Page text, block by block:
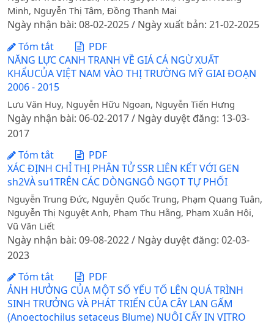
Minh, Nguyễn Thị Tâm, Đồng Thanh Mai
Ngày nhận bài: 08-02-2025 / Ngày xuất bản: 21-02-2025
Tóm tắt
PDF
NĂNG LỰC CANH TRANH VỀ GIÁ CÁ NGỪ XUẤT
KHẨUCỦA VIỆT NAM VÀO THỊ TRƯỜNG MỸ GIAI ĐOẠN
2006 - 2015
Lưu Văn Huy, Nguyễn Hữu Ngoan, Nguyễn Tiến Hưng
Ngày nhận bài: 06-02-2017 / Ngày duyệt đăng: 13-03-
2017
Tóm tắt
PDF
XÁC ĐỊNH CHỈ THỊ PHÂN TỬ SSR LIÊN KẾT VỚI GEN
sh2VÀ su1TRÊN CÁC DÒNGNGÔ NGỌT TỰ PHỐI
Nguyễn Trung Đức, Nguyễn Quốc Trung, Phạm Quang Tuân,
Nguyễn Thị Nguyệt Anh, Phạm Thu Hằng, Phạm Xuân Hội,
Vũ Văn Liết
Ngày nhận bài: 09-08-2022 / Ngày duyệt đăng: 02-03-
2023
Tóm tắt
PDF
ẢNH HƯỞNG CỦA MỘT SỐ YẾU TỐ LÊN QUÁ TRÌNH
SINH TRƯỞNG VÀ PHÁT TRIỂN CỦA CÂY LAN GẤM
(Anoectochilus setaceus Blume) NUÔI CẤY IN VITRO